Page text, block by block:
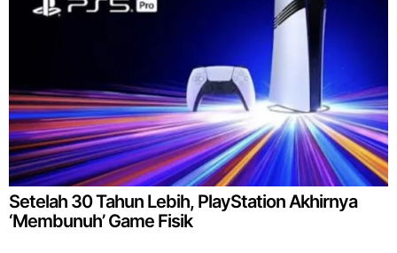
Setelah 30 Tahun Lebih, PlayStation Akhirnya
‘Membunuh’ Game Fisik